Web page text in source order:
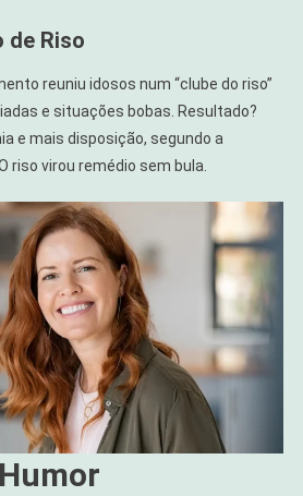
de Riso
reuniu idosos num “clube do riso”
e situações bobas. Resultado?
e mais disposição, segundo a
riso virou remédio sem bula.